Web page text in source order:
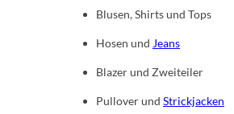
Blusen, Shirts und Tops
Hosen und Jeans
Blazer und Zweiteiler
Pullover und Strickjacken